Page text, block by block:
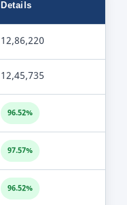
Details
12,86,220
12,45,735
96.52%
97.57%
96.52%